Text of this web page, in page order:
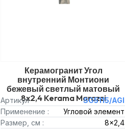
Керамогранит Угол
внутренний Монтиони
бежевый светлый матовый
8x2,4 Kerama Marazzi
Артикул
SG5115/AGI
Применение :
Угловой элемент
Размер, см :
8x2,4